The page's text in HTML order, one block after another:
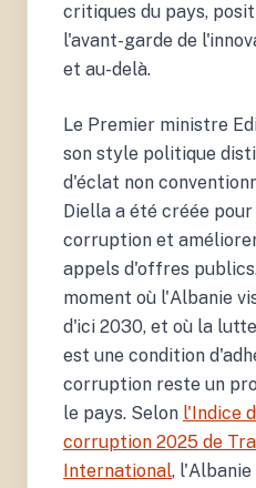
critiques du pays,
l'avant-garde de
et au-delà.
Le Premier ministre
son style politique
d'éclat non
Diella a été créée
corruption et
appels d'offres
moment où l'Albanie
d'ici 2030, et où la
est une condition
corruption reste un
le pays. Selon l'Indice
corruption 2025 de
International,